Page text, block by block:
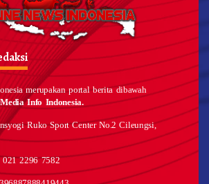
merupakan portal berita dibawah
Info Indonesia.
Ruko Sport Center No.2 Cileungsi,
021 2296 7582